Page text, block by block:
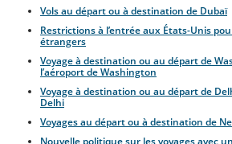
Vols au départ ou à destination de Dubaï
Restrictions à l’entrée aux États-Unis
étrangers
Voyage à destination ou au départ de
l’aéroport de Washington
Voyage à destination ou au départ de
Delhi
Voyages au départ ou à destination de